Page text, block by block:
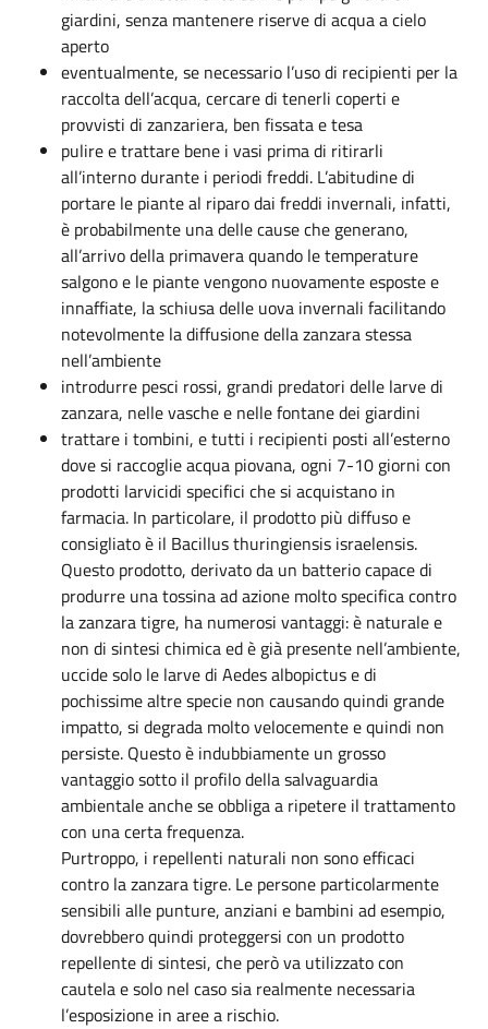
giardini, senza mantenere riserve di acqua a cielo
aperto
eventualmente, se necessario l’uso di recipienti per la
raccolta dell’acqua, cercare di tenerli coperti e
provvisti di zanzariera, ben fissata e tesa
pulire e trattare bene i vasi prima di ritirarli
all’interno durante i periodi freddi. L’abitudine di
portare le piante al riparo dai freddi invernali, infatti,
è probabilmente una delle cause che generano,
all’arrivo della primavera quando le temperature
salgono e le piante vengono nuovamente esposte e
innaffiate, la schiusa delle uova invernali facilitando
notevolmente la diffusione della zanzara stessa
nell’ambiente
introdurre pesci rossi, grandi predatori delle larve di
zanzara, nelle vasche e nelle fontane dei giardini
trattare i tombini, e tutti i recipienti posti all’esterno
dove si raccoglie acqua piovana, ogni 7-10 giorni con
prodotti larvicidi specifici che si acquistano in
farmacia. In particolare, il prodotto più diffuso e
consigliato è il Bacillus thuringiensis israelensis.
Questo prodotto, derivato da un batterio capace di
produrre una tossina ad azione molto specifica contro
la zanzara tigre, ha numerosi vantaggi: è naturale e
non di sintesi chimica ed è già presente nell’ambiente,
uccide solo le larve di Aedes albopictus e di
pochissime altre specie non causando quindi grande
impatto, si degrada molto velocemente e quindi non
persiste. Questo è indubbiamente un grosso
vantaggio sotto il profilo della salvaguardia
ambientale anche se obbliga a ripetere il trattamento
con una certa frequenza.
Purtroppo, i repellenti naturali non sono efficaci
contro la zanzara tigre. Le persone particolarmente
sensibili alle punture, anziani e bambini ad esempio,
dovrebbero quindi proteggersi con un prodotto
repellente di sintesi, che però va utilizzato con
cautela e solo nel caso sia realmente necessaria
l’esposizione in aree a rischio.